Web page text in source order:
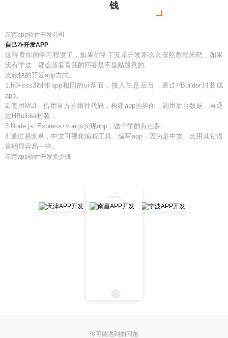
钱
花莲app软件开发公司
自己咋开发APP
这得看你的学习程度了，如果你学了安卓开发那么久按照教程来吧，如果
没有学过，那么就看看我的回答是不是贴题意的。
比较快的开发app方式。
1.h5+css3制作app相同的ui界面，接入任意后台，通过HBuilder封装成
app。
2.使用MUI，借用官方的组件代码，构建app的界面，调用后台数据，再通
过HBuilder封装，
3.Node.js+Express+vue.js实现app，这个学的有点多。
4.通过易安卓，中文可视化编程工具，编写app，因为是中文，比用其它语
言明显容易一些。
花莲app软件开发多少钱
你可能遇到的问题